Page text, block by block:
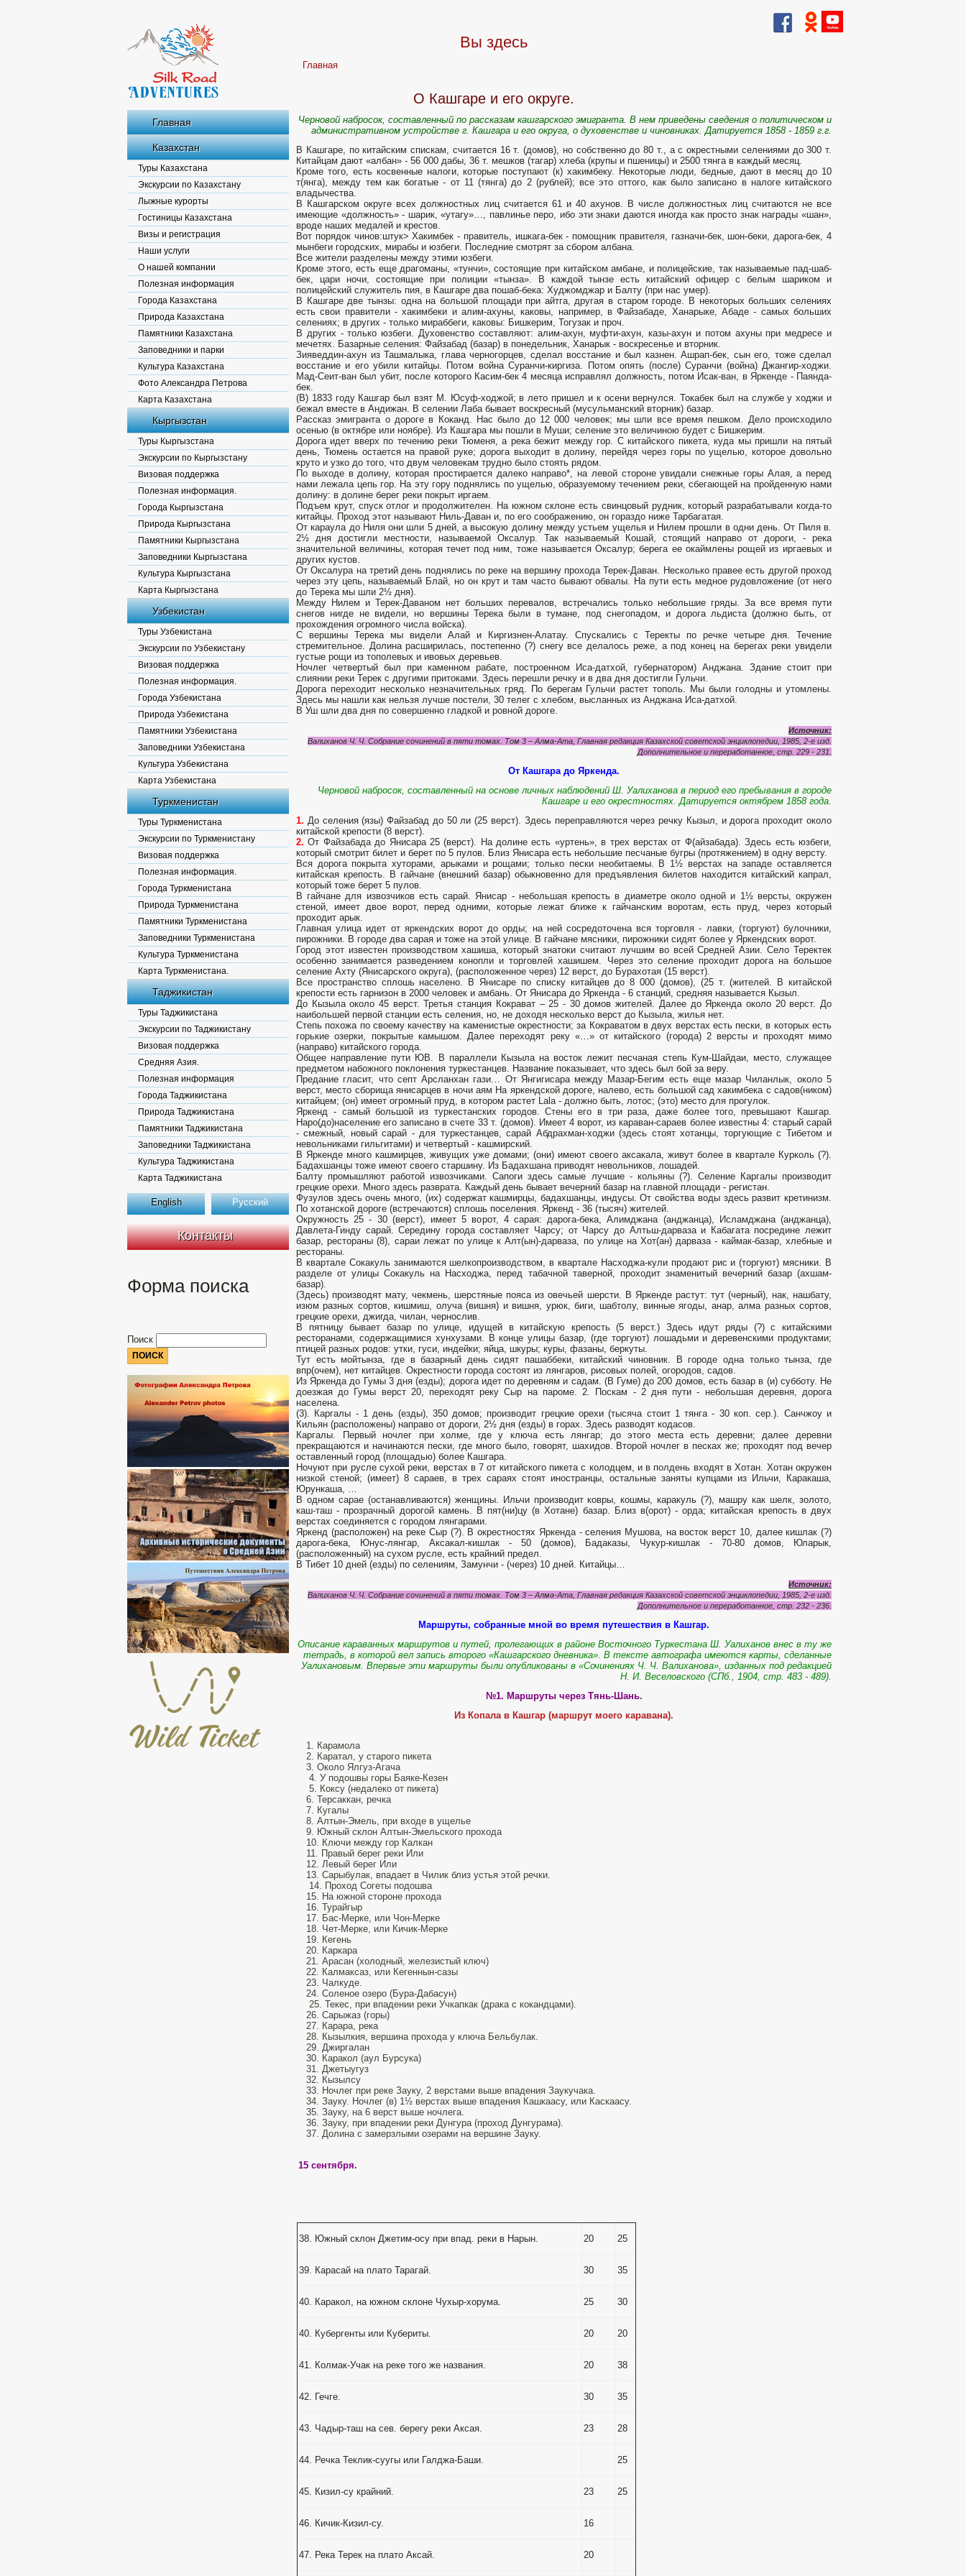
Главная
Казахстан
Туры Казахстана
Экскурсии по Казахстану
Лыжные курорты
Гостиницы Казахстана
Визы и регистрация
Наши услуги
О нашей компании
Полезная информация
Города Казахстана
Природа Казахстана
Памятники Казахстана
Заповедники и парки
Культура Казахстана
Фото Александра Петрова
Карта Казахстана
Кыргызстан
Туры Кыргызстана
Экскурсии по Кыргызстану
Визовая поддержка
Полезная информация.
Города Кыргызстана
Природа Кыргызстана
Памятники Кыргызстана
Заповедники Кыргызстана
Культура Кыргызстана
Карта Кыргызстана
Узбекистан
Туры Узбекистана
Экскурсии по Узбекистану
Визовая поддержка
Полезная информация.
Города Узбекистана
Природа Узбекистана
Памятники Узбекистана
Заповедники Узбекистана
Культура Узбекистана
Карта Узбекистана
Туркменистан
Туры Туркменистана
Экскурсии по Туркменистану
Визовая поддержка
Полезная информация.
Города Туркменистана
Природа Туркменистана
Памятники Туркменистана
Заповедники Туркменистана
Культура Туркменистана
Карта Туркменистана.
Таджикистан
Туры Таджикистана
Экскурсии по Таджикистану
Визовая поддержка
Средняя Азия.
Полезная информация
Города Таджикистана
Природа Таджикистана
Памятники Таджикистана
Заповедники Таджикистана
Культура Таджикистана
Карта Таджикистана
English Русский
Контакты
Форма поиска
Поиск
Вы здесь
Главная
О Кашгаре и его округе.
Черновой набросок, составленный по рассказам кашгарского эмигранта. В нем приведены сведения о политическом и
административном устройстве г. Кашгара и его округа, о духовенстве и чиновниках. Датируется 1858 - 1859 г.г.
В Кашгаре, по китайским спискам, считается 16 т. (домов), но собственно до 80 т., а с окрестными селениями до 300 т.
Китайцам дают «албан» - 56 000 дабы, 36 т. мешков (тагар) хлеба (крупы и пшеницы) и 2500 тянга в каждый месяц.
Кроме того, есть косвенные налоги, которые поступают (к) хакимбеку. Некоторые люди, бедные, дают в месяц до 10
т(янга), между тем как богатые - от 11 (тянга) до 2 (рублей); все это оттого, как было записано в налоге китайского
владычества.
В Кашгарском округе всех должностных лиц считается 61 и 40 ахунов. В числе должностных лиц считаются не все
имеющие «должность» - шарик, «утагу»…, павлинье перо, ибо эти знаки даются иногда как просто знак награды «шан»,
вроде наших медалей и крестов.
Вот порядок чинов:штук> Хакимбек - правитель, ишкага-бек - помощник правителя, газначи-бек, шон-беки, дарога-бек, 4
мынбеги городских, мирабы и юзбеги. Последние смотрят за сбором албана.
Все жители разделены между этими юзбеги.
Кроме этого, есть еще драгоманы, «тунчи», состоящие при китайском амбане, и полицейские, так называемые пад-шаб-
бек, цари ночи, состоящие при полиции «тынза». В каждой тынзе есть китайский офицер с белым шариком и
полицейский служитель пия, в Кашгаре два пошаб-бека: Худжомджар и Балту (при нас умер).
В Кашгаре две тынзы: одна на большой площади при айтга, другая в старом городе. В некоторых больших селениях
есть свои правители - хакимбеки и алим-ахуны, каковы, например, в Файзабаде, Ханарыке, Абаде - самых больших
селениях; в других - только мираббеги, каковы: Бишкерим, Тогузак и проч.
В других - только юзбеги. Духовенство составляют: алим-ахун, муфти-ахун, казы-ахун и потом ахуны при медресе и
мечетях. Базарные селения: Файзабад (базар) в понедельник, Ханарык - воскресенье и вторник.
Зияведдин-ахун из Ташмалыка, глава черногорцев, сделал восстание и был казнен. Ашрап-бек, сын его, тоже сделал
восстание и его убили китайцы. Потом война Суранчи-киргиза. Потом опять (после) Суранчи (война) Джангир-ходжи.
Мад-Сеит-ван был убит, после которого Касим-бек 4 месяца исправлял должность, потом Исак-ван, в Яркенде - Паянда-
бек.
(В) 1833 году Кашгар был взят М. Юсуф-ходжой; в лето пришел и к осени вернулся. Токабек был на службе у ходжи и
бежал вместе в Андижан. В селении Лаба бывает воскресный (мусульманский вторник) базар.
Рассказ эмигранта о дороге в Коканд. Нас было до 12 000 человек; мы шли все время пешком. Дело происходило
осенью (в октябре или ноябре). Из Кашгара мы пошли в Муши; селение это величиною будет с Бишкерим.
Дорога идет вверх по течению реки Тюменя, а река бежит между гор. С китайского пикета, куда мы пришли на пятый
день, Тюмень остается на правой руке; дорога выходит в долину, перейдя через горы по ущелью, которое довольно
круто и узко до того, что двум человекам трудно было стоять рядом.
По выходе в долину, которая простирается далеко направо*, на левой стороне увидали снежные горы Алая, а перед
нами лежала цепь гор. На эту гору поднялись по ущелью, образуемому течением реки, сбегающей на пройденную нами
долину: в долине берег реки покрыт иргаем.
Подъем крут, спуск отлог и продолжителен. На южном склоне есть свинцовый рудник, который разрабатывали когда-то
китайцы. Проход этот называют Ниль-Даван и, по его соображению, он гораздо ниже Тарбагатая.
От караула до Ниля они шли 5 дней, а высокую долину между устьем ущелья и Нилем прошли в одни день. От Пиля в.
2½ дня достигли местности, называемой Оксалур. Так называемый Кошай, стоящий направо от дороги, - река
значительной величины, которая течет под ним, тоже называется Оксалур; берега ее окаймлены рощей из иргаевых и
других кустов.
От Оксалура на третий день поднялись по реке на вершину прохода Терек-Даван. Несколько правее есть другой проход
через эту цепь, называемый Блай, но он крут и там часто бывают обвалы. На пути есть медное рудовложение (от него
до Терека мы шли 2½ дня).
Между Нилем и Терек-Даваном нет больших перевалов, встречались только небольшие гряды. За все время пути
снегов нигде не видели, но вершины Терека были в тумане, под снегопадом, и дорога льдиста (должно быть, от
прохождения огромного числа войска).
С вершины Терека мы видели Алай и Киргизнен-Алатау. Спускались с Теректы по речке четыре дня. Течение
стремительное. Долина расширилась, постепенно (?) снегу все делалось реже, а под конец на берегах реки увидели
густые рощи из тополевых и ивовых деревьев.
Ночлег четвертый был при каменном рабате, построенном Иса-датхой, губернатором) Анджана. Здание стоит при
слиянии реки Терек с другими притоками. Здесь перешли речку и в два дня достигли Гульчи.
Дорога переходит несколько незначительных гряд. По берегам Гульчи растет тополь. Мы были голодны и утомлены.
Здесь мы нашли как нельзя лучше постели, 30 телег с хлебом, высланных из Анджана Иса-датхой.
В Уш шли два дня по совершенно гладкой и ровной дороге.
Источник:
Валиханов Ч. Ч. Собрание сочинений в пяти томах. Том 3 – Алма-Ата, Главная редакция Казахской советской энциклопедии, 1985, 2-е изд.
Дополнительное и переработанное, стр. 229 - 231
От Кашгара до Яркенда.
Черновой набросок, составленный на основе личных наблюдений Ш. Уалиханова в период его пребывания в городе
Кашгаре и его окрестностях. Датируется октябрем 1858 года.
1. До селения (язы) Файзабад до 50 ли (25 верст). Здесь переправляются через речку Кызыл, и дорога проходит около
китайской крепости (8 верст).
2. От Файзабада до Янисара 25 (верст). На долине есть «уртень», в трех верстах от Ф(айзабада). Здесь есть юзбеги,
который смотрит билет и берет по 5 пулов. Близ Янисара есть небольшие песчаные бугры (протяжением) в одну версту.
Вся дорога покрыта хуторами, арыками и рощами; только пески необитаемы. В 1½ верстах на западе оставляется
китайская крепость. В гайчане (внешний базар) обыкновенно для предъявления билетов находится китайский капрал,
который тоже берет 5 пулов.
В гайчане для извозчиков есть сарай. Янисар - небольшая крепость в диаметре около одной и 1½ версты, окружен
стеной, имеет двое ворот, перед одними, которые лежат ближе к гайчанским воротам, есть пруд, через который
проходит арык.
Главная улица идет от яркендских ворот до орды; на ней сосредоточена вся торговля - лавки, (торгуют) булочники,
пирожники. В городе два сарая и тоже на этой улице. В гайчане мясники, пирожники сидят более у Яркендских ворот.
Город этот известен производством хашиша, который знатоки считают лучшим во всей Средней Азии. Село Теректек
особенно занимается разведением конопли и торговлей хашишем. Через это селение проходит дорога на большое
селение Ахту (Янисарского округа), (расположенное через) 12 верст, до Бурахотая (15 верст).
Все пространство сплошь населено. В Янисаре по списку китайцев до 8 000 (домов), (25 т. (жителей. В китайской
крепости есть гарнизон в 2000 человек и амбань. От Янисара до Яркенда - 6 станций, средняя называется Кызыл.
До Кызыла около 45 верст. Третья станция Кокрават – 25 - 30 домов жителей. Далее до Яркенда около 20 верст. До
наибольшей первой станции есть селения, но, не доходя несколько верст до Кызыла, жилья нет.
Степь похожа по своему качеству на каменистые окрестности; за Кокраватом в двух верстах есть пески, в которых есть
горькие озерки, покрытые камышом. Далее переходят реку «…» от китайского (города) 2 версты и проходят мимо
(направо) китайского города.
Общее направление пути ЮВ. В параллели Кызыла на восток лежит песчаная степь Кум-Шайдаи, место, служащее
предметом набожного поклонения туркестанцев. Название показывает, что здесь был бой за веру.
Предание гласит, что септ Арсланхан гази… От Янгигисара между Мазар-Бегим есть еще мазар Чиланлык, около 5
верст, место сборища янисарцев в ночи аям На яркендской дороге, налево, есть большой сад хакимбека с садов(ником)
китайцем; (он) имеет огромный пруд, в котором растет Lala - должно быть, лотос; (это) место для прогулок.
Яркенд - самый большой из туркестанских городов. Стены его в три раза, даже более того, превышают Кашгар.
Наро(до)население его записано в счете 33 т. (домов). Имеет 4 ворот, из караван-сараев более известны 4: старый сарай
- смежный, новый сарай - для туркестанцев, сарай Абдрахман-ходжи (здесь стоят хотанцы, торгующие с Тибетом и
невольниками гильгитами) и четвертый - кашмирский.
В Яркенде много кашмирцев, живущих уже домами; (они) имеют своего аксакала, живут более в квартале Курколь (?).
Бадахшанцы тоже имеют своего старшину. Из Бадахшана приводят невольников, лошадей.
Балту промышляют работой извозчиками. Сапоги здесь самые лучшие - кольяны (?). Селение Каргалы производит
грецкие орехи. Много здесь разврата. Каждый день бывает вечерний базар на главной площади - регистан.
Фузулов здесь очень много, (их) содержат кашмирцы, бадахшанцы, индусы. От свойства воды здесь развит кретинизм.
По хотанской дороге (встречаются) сплошь поселения. Яркенд - 36 (тысяч) жителей.
Окружность 25 - 30 (верст), имеет 5 ворот, 4 сарая: дарога-бека, Алимджана (анджанца), Исламджана (анджанца),
Давлета-Гинду сарай. Середину города составляет Чарсу; от Чарсу до Алтьш-дарваза и Кабагата посредине лежит
базар, рестораны (8), сараи лежат по улице к Алт(ын)-дарваза, по улице на Хот(ан) дарваза - каймак-базар, хлебные и
рестораны.
В квартале Сокакуль занимаются шелкопроизводством, в квартале Насходжа-кули продают рис и (торгуют) мясники. В
разделе от улицы Сокакуль на Насходжа, перед табачной таверной, проходит знаменитый вечерний базар (ахшам-
базар).
(Здесь) производят мату, чекмень, шерстяные пояса из овечьей шерсти. В Яркенде растут: тут (черный), нак, нашбату,
изюм разных сортов, кишмиш, олуча (вишня) и вишня, урюк, биги, шабтолу, винные ягоды, анар, алма разных сортов,
грецкие орехи, джигда, чилан, чернослив.
В пятницу бывает базар по улице, идущей в китайскую крепость (5 верст.) Здесь идут ряды (?) с китайскими
ресторанами, содержащимися хунхузами. В конце улицы базар, (где торгуют) лошадьми и деревенскими продуктами;
птицей разных родов: утки, гуси, индейки; яйца, шкуры; куры, фазаны, беркуты.
Тут есть мойтынза, где в базарный день сидят пашаббеки, китайский чиновник. В городе одна только тынза, где
впр(очем), нет китайцев. Окрестности города состоят из лянгаров, рисовых полей, огородов, садов.
Из Яркенда до Гумы 3 дня (езды); дорога идет по деревням и садам. (В Гуме) до 200 домов, есть базар в (и) субботу. Не
доезжая до Гумы верст 20, переходят реку Сыр на пароме. 2. Поскам - 2 дня пути - небольшая деревня, дорога
населена.
(3). Каргалы - 1 день (езды), 350 домов; производит грецкие орехи (тысяча стоит 1 тянга - 30 коп. сер.). Санчжоу и
Кильян (расположены) направо от дороги, 2½ дня (езды) в горах. Здесь разводят кодасов.
Каргалы. Первый ночлег при холме, где у ключа есть лянгар; до этого места есть деревни; далее деревни
прекращаются и начинаются пески, где много было, говорят, шахидов. Второй ночлег в песках же; проходят под вечер
оставленный город (площадью) более Кашгара.
Ночуют при русле сухой реки, верстах в 7 от китайского пикета с колодцем, и в полдень входят в Хотан. Хотан окружен
низкой стеной; (имеет) 8 сараев, в трех сараях стоят иностранцы, остальные заняты купцами из Ильчи, Каракаша,
Юрункаша, …
В одном сарае (останавливаются) женщины. Ильчи производит ковры, кошмы, каракуль (?), машру как шелк, золото,
каш-таш - прозрачный дорогой камень. В пят(ни)цу (в Хотане) базар. Близ в(орот) - орда; китайская крепость в двух
верстах соединяется с городом лянгарами.
Яркенд (расположен) на реке Сыр (?). В окрестностях Яркенда - селения Мушова, на восток верст 10, далее кишлак (?)
дарога-бека, Юнус-лянгар, Аксакал-кишлак - 50 (домов), Бадаказы, Чукур-кишлак - 70-80 домов, Юларык,
(расположенный) на сухом русле, есть крайний предел.
В Тибет 10 дней (езды) по селениям, Замунчи - (через) 10 дней. Китайцы…
Источник:
Валиханов Ч. Ч. Собрание сочинений в пяти томах. Том 3 – Алма-Ата, Главная редакция Казахской советской энциклопедии, 1985, 2-е изд.
Дополнительное и переработанное, стр. 232 - 236
Маршруты, собранные мной во время путешествия в Кашгар.
Описание караванных маршрутов и путей, пролегающих в районе Восточного Туркестана Ш. Уалиханов внес в ту же
тетрадь, в которой вел запись второго «Кашгарского дневника». В тексте автографа имеются карты, сделанные
Уалихановым. Впервые эти маршруты были опубликованы в «Сочинениях Ч. Ч. Валиханова», изданных под редакцией
Н. И. Веселовского (СПб., 1904, стр. 483 - 489).
№1. Маршруты через Тянь-Шань.
Из Копала в Кашгар (маршрут моего каравана).
Карамола
2. Каратал, у старого пикета
3. Около Ялгуз-Агача
4. У подошвы горы Баяке-Кезен
5. Коксу (недалеко от пикета)
6. Терсаккан, речка
7. Кугалы
8. Алтын-Эмель, при входе в ущелье
9. Южный склон Алтын-Эмельского прохода
10. Ключи между гор Калкан
11. Правый берег реки Или
12. Левый берег Или
13. Сарыбулак, впадает в Чилик близ устья этой речки.
14. Проход Согеты подошва
15. На южной стороне прохода
16. Турайгыр
17. Бас-Мерке, или Чон-Мерке
18. Чет-Мерке, или Кичик-Мерке
19. Кегень
20. Каркара
21. Арасан (холодный, железистый ключ)
22. Калмаксаз, или Кегеннын-сазы
23. Чалкуде.
24. Соленое озеро (Бура-Дабасун)
25. Текес, при впадении реки Учкапкак (драка с кокандцами).
26. Сарыжаз (горы)
27. Карара, река
28. Кызылкия, вершина прохода у ключа Бельбулак.
29. Джиргалан
30. Каракол (аул Бурсука)
31. Джетыугуз
32. Кызылсу
33. Ночлег при реке Зауку, 2 верстами выше впадения Заукучака.
34. Зауку. Ночлег (в) 1½ верстах выше впадения Кашкаасу, или Каскаасу.
35. Зауку, на 6 верст выше ночлега.
36. Зауку, при впадении реки Дунгура (проход Дунгурама).
37. Долина с замерзлыми озерами на вершине Зауку.
15 сентября.
38. Южный склон Джетим-осу при впад. реки в Нарын. 20 25
39. Карасай на плато Тарагай. 30 35
40. Каракол, на южном склоне Чухыр-хорума. 25 30
40. Кубергенты или Кубериты. 20 20
41. Колмак-Учак на реке того же названия. 20 38
42. Гечге. 30 35
43. Чадыр-таш на сев. берегу реки Аксая. 23 28
44. Речка Теклик-суугы или Галджа-Баши. 25
45. Кизил-су крайний. 23 25
46. Кичик-Кизил-су. 16
47. Река Терек на плато Аксай. 20